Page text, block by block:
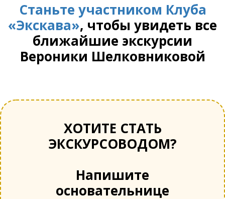
Станьте участником Клуба
«Экскава», чтобы увидеть все
ближайшие экскурсии
Вероники Шелковниковой
ХОТИТЕ СТАТЬ
ЭКСКУРСОВОДОМ?
Напишите
основательнице